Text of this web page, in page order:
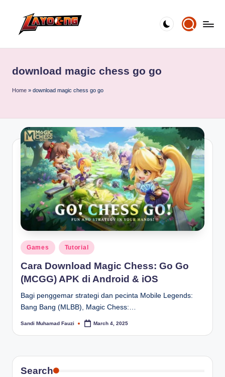
download magic chess go go
Home » download magic chess go go
Posted
in
Games Tutorial
Cara Download Magic Chess: Go Go
(MCGG) APK di Android & iOS
Bagi penggemar strategi dan pecinta Mobile Legends:
Bang Bang (MLBB), Magic Chess:…
Posted
Sandi Muhamad Fauzi March 4, 2025
Search